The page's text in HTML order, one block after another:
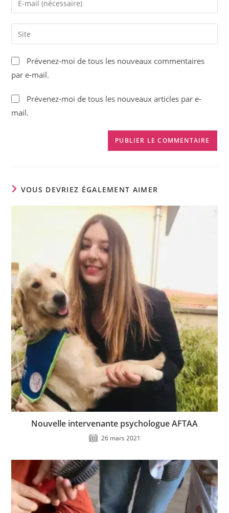
comment
your
email
address
comment
Saisir
l’URL
de
votre
site
(facultatif)
Prévenez-moi de tous les nouveaux commentaires
par e-mail.
Prévenez-moi de tous les nouveaux articles par e-
mail.
VOUS DEVRIEZ ÉGALEMENT AIMER
Nouvelle intervenante psychologue AFTAA
26 mars 2021